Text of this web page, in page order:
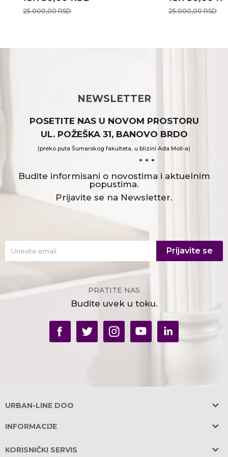
25.000,00RSD 25.000,00RSD
NEWSLETTER
POSETITE NAS U NOVOM PROSTORU
UL. POŽEŠKA 31, BANOVO BRDO
(preko puta Šumarskog fakulteta, u blizini Ada Moll-a)
* * *
Budite informisani o novostima i aktuelnim
popustima.
Prijavite se na Newsletter.
Prijavite se
PRATITE NAS
Budite uvek u toku.
URBAN-LINE DOO
11030 Beograd, Srbija
INFORMACIJE
KORISNIČKI SERVIS